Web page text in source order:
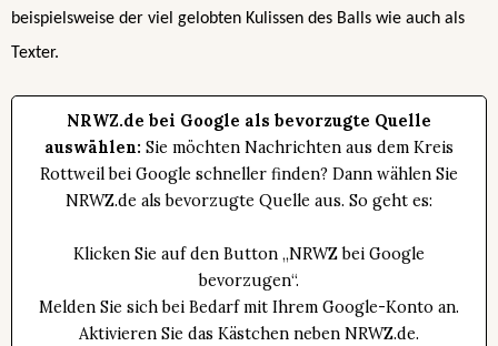
beispielsweise der viel gelobten Kulissen des Balls wie auch als
Texter.
NRWZ.de bei Google als bevorzugte Quelle
auswählen: Sie möchten Nachrichten aus dem Kreis
Rottweil bei Google schneller finden? Dann wählen Sie
NRWZ.de als bevorzugte Quelle aus. So geht es:
Klicken Sie auf den Button „NRWZ bei Google
bevorzugen“.
Melden Sie sich bei Bedarf mit Ihrem Google-Konto an.
Aktivieren Sie das Kästchen neben NRWZ.de.